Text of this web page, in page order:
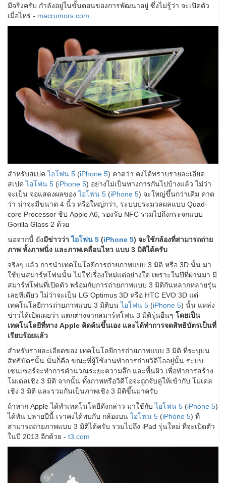
มีจริงครับ กำลังอยู่ในขั้นตอนของการพัฒนาอยู่ ซึ่งไม่รู้ว่า จะเปิดตัว
เมื่อไหร่ - macrumors.com
สำหรับสเปคไอโฟน 5 (iPhone 5) คาดว่า คงได้ทราบรายละเอียด
สเปคไอโฟน 5 (iPhone 5) อย่างไม่เป็นทางการกันไปบ้างแล้ว ไม่ว่า
จะเป็น จอแสดงผลของไอโฟน 5 (iPhone 5) จะใหญ่ขึ้นกว่าเดิม คาด
ว่า น่าจะมีขนาด 4 นิ้ว หรือใหญ่กว่า, ระบบประมวลผลแบบ Quad-
core Processor ชิป Apple A6, รองรับ NFC รวมไปถึงกระจกแบบ
Gorilla Glass 2 ด้วย
นอจากนี้ ยังมีข่าวว่าไอโฟน 5 (iPhone 5) จะใช้กล้องที่สามารถถ่าย
ภาพ ทั้งภาพนิ่ง และภาพเคลื่อนไหว แบบ 3 มิติได้ครับ
จริงๆ แล้ว การนำเทคโนโลยีการถ่ายภาพแบบ 3 มิติ หรือ 3D นั้น มา
ใช้บนสมาร์ทโฟนนั้น ไม่ใช่เรื่องใหม่แต่อย่างใด เพราะในปีที่ผ่านมา มี
สมาร์ทโฟนที่เปิดตัว พร้อมกับการถ่ายภาพแบบ 3 มิติกันหลากหลายรุ่น
เลยทีเดียว ไม่ว่าจะเป็น LG Optimus 3D หรือ HTC EVO 3D แต่
เทคโนโลยีการถ่ายภาพแบบ 3 มิติบนไอโฟน 5 (iPhone 5) นั้น แหล่ง
ข่าวได้เปิดเผยว่า แตกต่างจากสมาร์ทโฟน 3 มิติรุ่นอื่นๆ โดยเป็น
เทคโนโลยีที่ทาง Apple คิดค้นขึ้นเอง และได้ทำการจดสิทธิบัตรเป็นที่
เรียบร้อยแล้ว
สำหรับรายละเอียดของ เทคโนโลยีการถ่ายภาพแบบ 3 มิติ ที่ระบุบน
สิทธิบัตรนั้น นั่นก็คือ ขณะที่ผู้ใช้งานทำการถ่ายวิดีโออยู่นั้น ระบบ
เซนเซอร์จะทำการคำนวณระยะความลึก และพื้นผิว เพื่อทำการสร้าง
โมเดลเชิง 3 มิติ จากนั้น ทั้งภาพหรือวิดีโอจะถูกจับคู่ให้เข้ากับ โมเดล
เชิง 3 มิติ และรวมกันเป็นภาพเชิง 3 มิติขึ้นมาครับ
ถ้าหาก Apple ได้ทำเทคโนโลยีดังกล่าว มาใช้กับไอโฟน 5 (iPhone 5)
ได้ทัน ปลายปีนี้ เราคงได้พบกับ กล้องบนไอโฟน 5 (iPhone 5) ที่
สามารถถ่ายภาพแบบ 3 มิติได้ครับ รวมไปถึง iPad รุ่นใหม่ ที่จะเปิดตัว
ในปี 2013 อีกด้วย - t3.com